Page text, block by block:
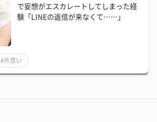
で妄想がエスカレートしてしまった経
験「LINEの返信が来なくて……」
#片思い